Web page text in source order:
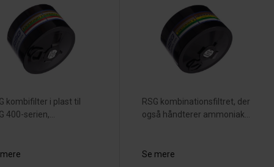
kombifilter i plast til
400-serien,...
RSG kombinationsfiltret, der
også håndterer ammoniak...
Se mere